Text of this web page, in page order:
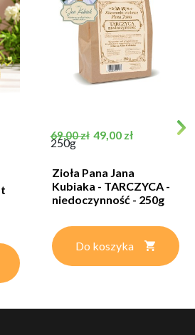
Cena podstawowa
69,00 zł Cena
49,00 zł
250g
Zioła Pana Jana
Kubiaka - TARCZYCA -
niedoczynność - 250g
Do koszyka